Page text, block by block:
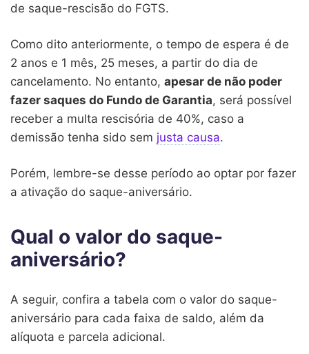
de saque-rescisão do FGTS.
Como dito anteriormente, o tempo de espera é de
2 anos e 1 mês, 25 meses, a partir do dia de
cancelamento. No entanto, apesar de não poder
fazer saques do Fundo de Garantia, será possível
receber a multa rescisória de 40%, caso a
demissão tenha sido sem justa causa.
Porém, lembre-se desse período ao optar por fazer
a ativação do saque-aniversário.
Qual o valor do saque-
aniversário?
A seguir, confira a tabela com o valor do saque-
aniversário para cada faixa de saldo, além da
alíquota e parcela adicional.